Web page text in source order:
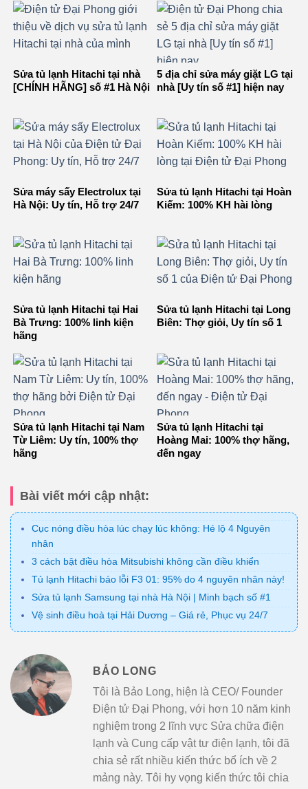
Sửa tủ lạnh Hitachi tại nhà
[CHÍNH HÃNG] số #1 Hà Nội
5 địa chỉ sửa máy giặt LG tại
nhà [Uy tín số #1] hiện nay
Sửa máy sấy Electrolux tại
Hà Nội: Uy tín, Hỗ trợ 24/7
Sửa tủ lạnh Hitachi tại Hoàn
Kiếm: 100% KH hài lòng
Sửa tủ lạnh Hitachi tại Hai
Bà Trưng: 100% linh kiện
hãng
Sửa tủ lạnh Hitachi tại Long
Biên: Thợ giỏi, Uy tín số 1
Sửa tủ lạnh Hitachi tại Nam
Từ Liêm: Uy tín, 100% thợ
hãng
Sửa tủ lạnh Hitachi tại
Hoàng Mai: 100% thợ hãng,
đến ngay
Bài viết mới cập nhật:
Cục nóng điều hòa lúc chạy lúc không: Hé lộ 4 Nguyên
nhân
3 cách bật điều hòa Mitsubishi không cần điều khiển
Tủ lạnh Hitachi báo lỗi F3 01: 95% do 4 nguyên nhân này!
Sửa tủ lạnh Samsung tại nhà Hà Nội | Minh bạch số #1
Vệ sinh điều hoà tại Hải Dương – Giá rẻ, Phục vụ 24/7
BẢO LONG
Tôi là Bảo Long, hiện là CEO/ Founder
Điện tử Đại Phong, với hơn 10 năm kinh
nghiệm trong 2 lĩnh vực Sửa chữa điện
lạnh và Cung cấp vật tư điện lạnh, tôi đã
chia sẻ rất nhiều kiến thức bổ ích về 2
mảng này. Tôi hy vọng kiến thức tôi chia